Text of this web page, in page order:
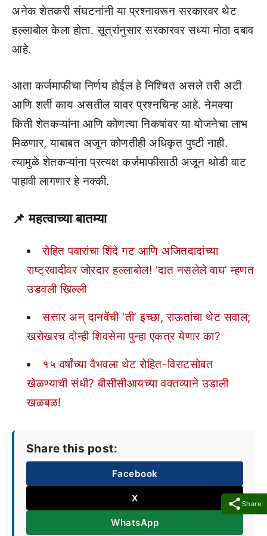
Share
अनेक शेतकरी संघटनांनी या प्रश्नावरून सरकारवर थेट
हल्लाबोल केला होता. सूत्रांनुसार सरकारवर सध्या मोठा दबाव
आहे.
आता कर्जमाफीचा निर्णय होईल हे निश्चित असले तरी अटी
आणि शर्ती काय असतील यावर प्रश्नचिन्ह आहे. नेमक्या
किती शेतकऱ्यांना आणि कोणत्या निकषांवर या योजनेचा लाभ
मिळणार, याबाबत अजून कोणतीही अधिकृत पुष्टी नाही.
त्यामुळे शेतकऱ्यांना प्रत्यक्ष कर्जमाफीसाठी अजून थोडी वाट
पाहावी लागणार हे नक्की.
📌महत्वाच्या बातम्या
रोहित पवारांचा शिंदे गट आणि अजितदादांच्या
राष्ट्रवादीवर जोरदार हल्लाबोल! ‘दात नसलेले वाघ’ म्हणत
उडवली खिल्ली
सत्तार अन् दानवेंची ‘ती’ इच्छा, राऊतांचा थेट सवाल;
खरोखरच दोन्ही शिवसेना पुन्हा एकत्र येणार का?
१५ वर्षांच्या वैभवला थेट रोहित-विराटसोबत
खेळण्याची संधी? बीसीसीआयच्या वक्तव्याने उडाली
खळबळ!
Share this post:
Facebook
X
WhatsApp